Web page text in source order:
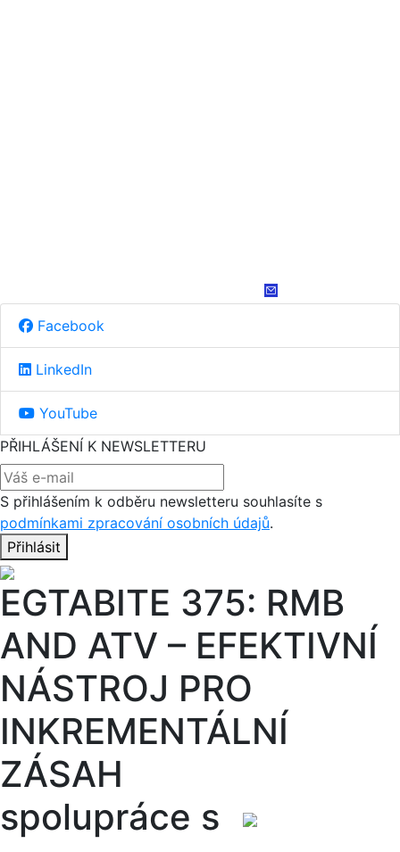
Facebook
LinkedIn
YouTube
PŘIHLÁŠENÍ K NEWSLETTERU
S přihlášením k odběru newsletteru souhlasíte s
podmínkami zpracování osobních údajů.
Přihlásit
EGTABITE 375: RMB
AND ATV – EFEKTIVNÍ
NÁSTROJ PRO
INKREMENTÁLNÍ
ZÁSAH
spolupráce s